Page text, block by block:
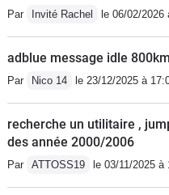
Par Invité Rachel le 06/02/2026
adblue message idle
Par Nico 14 le 23/12/2025 à
recherche un utilitaire ,
des année 2000/2006
Par ATTOSS19 le 03/11/2025 à